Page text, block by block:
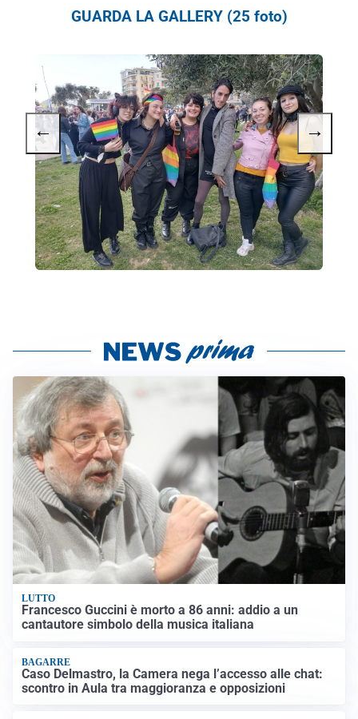
GUARDA LA GALLERY (25 foto)
← →
LUTTO
Francesco Guccini è morto a 86 anni: addio a un
cantautore simbolo della musica italiana
BAGARRE
Caso Delmastro, la Camera nega l’accesso alle chat:
scontro in Aula tra maggioranza e opposizioni